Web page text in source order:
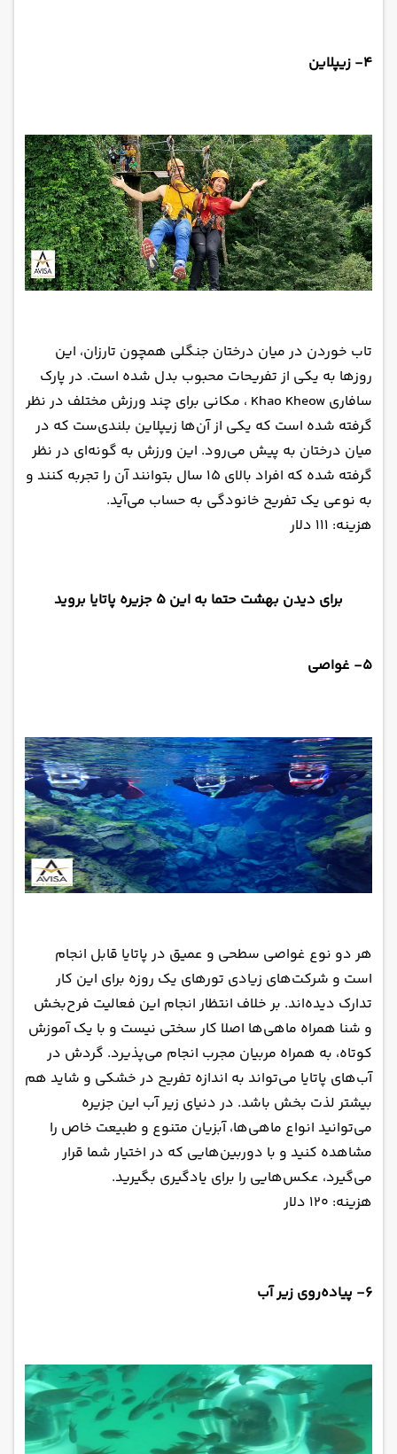
۴- زیپلاین
تاب خوردن در میان درختان جنگلی همچون تارزان، این
روزها به یکی از تفریحات محبوب بدل شده است. در پارک
سافاری Khao Kheow ، مکانی برای چند ورزش مختلف در نظر
گرفته شده است که یکی از آن‌ها زیپلاین بلندی‌ست که در
میان درختان به پیش می‌رود. این ورزش به گونه‌ای در نظر
گرفته شده که افراد بالای ۱۵ سال بتوانند آن را تجربه کنند و
به نوعی یک تفریح خانودگی به حساب می‌آید.
هزینه: ۱۱۱ دلار
برای دیدن بهشت حتما به این ۵ جزیره پاتایا بروید
۵- غواصی
هر دو نوع غواصی سطحی و عمیق در پاتایا قابل انجام
است و شرکت‌های زیادی تورهای یک روزه برای این کار
تدارک دیده‌اند. بر خلاف انتظار انجام این فعالیت فرح‌بخش
و شنا همراه ماهی‌ها اصلا کار سختی نیست و با یک آموزش
کوتاه، به همراه مربیان مجرب انجام می‌پذیرد. گردش در
آب‌های پاتایا می‌تواند به اندازه تفریح در خشکی و شاید هم
بیشتر لذت بخش باشد. در دنیای زیر آب این جزیره
می‌توانید انواع ماهی‌ها، آبزیان متنوع و طبیعت خاص را
مشاهده کنید و با دوربین‌هایی که در اختیار شما قرار
می‌گیرد، عکس‌هایی را برای یادگیری بگیرید.
هزینه: ۱۲۰ دلار
۶- پیاده‌روی زیر آب